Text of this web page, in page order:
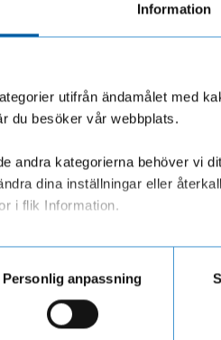
Information
utifrån ändamålet med
du besöker vår webbplats.
andra kategorierna behöver vi
dina inställningar eller
i flik Information.
när du besöker
Personlig anpassning
på begagnade
Förmånsvärden,
av elbilar. Elektrifieringen
regelverk och framtida
utforska hur trygg och enkel